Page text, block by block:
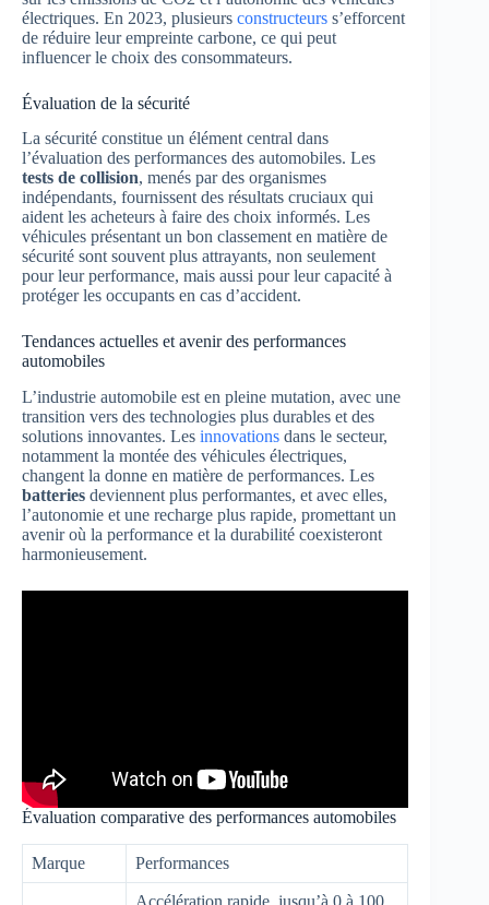
électriques. En 2023, plusieurs constructeurs s’efforcent
de réduire leur empreinte carbone, ce qui peut
influencer le choix des consommateurs.
Évaluation de la sécurité
La sécurité constitue un élément central dans
l’évaluation des performances des automobiles. Les
tests de collision, menés par des organismes
indépendants, fournissent des résultats cruciaux qui
aident les acheteurs à faire des choix informés. Les
véhicules présentant un bon classement en matière de
sécurité sont souvent plus attrayants, non seulement
pour leur performance, mais aussi pour leur capacité à
protéger les occupants en cas d’accident.
Tendances actuelles et avenir des performances
automobiles
L’industrie automobile est en pleine mutation, avec une
transition vers des technologies plus durables et des
solutions innovantes. Les innovations dans le secteur,
notamment la montée des véhicules électriques,
changent la donne en matière de performances. Les
batteries deviennent plus performantes, et avec elles,
l’autonomie et une recharge plus rapide, promettant un
avenir où la performance et la durabilité coexisteront
harmonieusement.
Évaluation comparative des performances automobiles
Marque Performances